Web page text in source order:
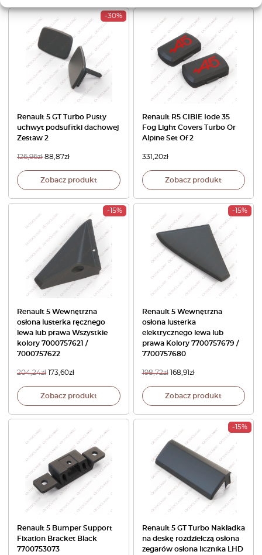
-30%
Renault 5 GT Turbo Pusty
uchwyt podsufitki dachowej
Zestaw 2
126,96zł 88,87zł
Zobacz produkt
Renault R5 CIBIE Iode 35
Fog Light Covers Turbo Or
Alpine Set Of 2
331,20zł
Zobacz produkt
-15%
Renault 5 Wewnętrzna
osłona lusterka ręcznego
lewa lub prawa Wszystkie
kolory 7000757621 /
7000757622
204,24zł 173,60zł
Zobacz produkt
-15%
Renault 5 Wewnętrzna
osłona lusterka
elektrycznego lewa lub
prawa Kolory 7700757679 /
7700757680
198,72zł 168,91zł
Zobacz produkt
Renault 5 Bumper Support
Fixation Bracket Black
7700753073
-15%
Renault 5 GT Turbo Nakładka
na deskę rozdzielczą osłona
zegarów osłona licznika LHD